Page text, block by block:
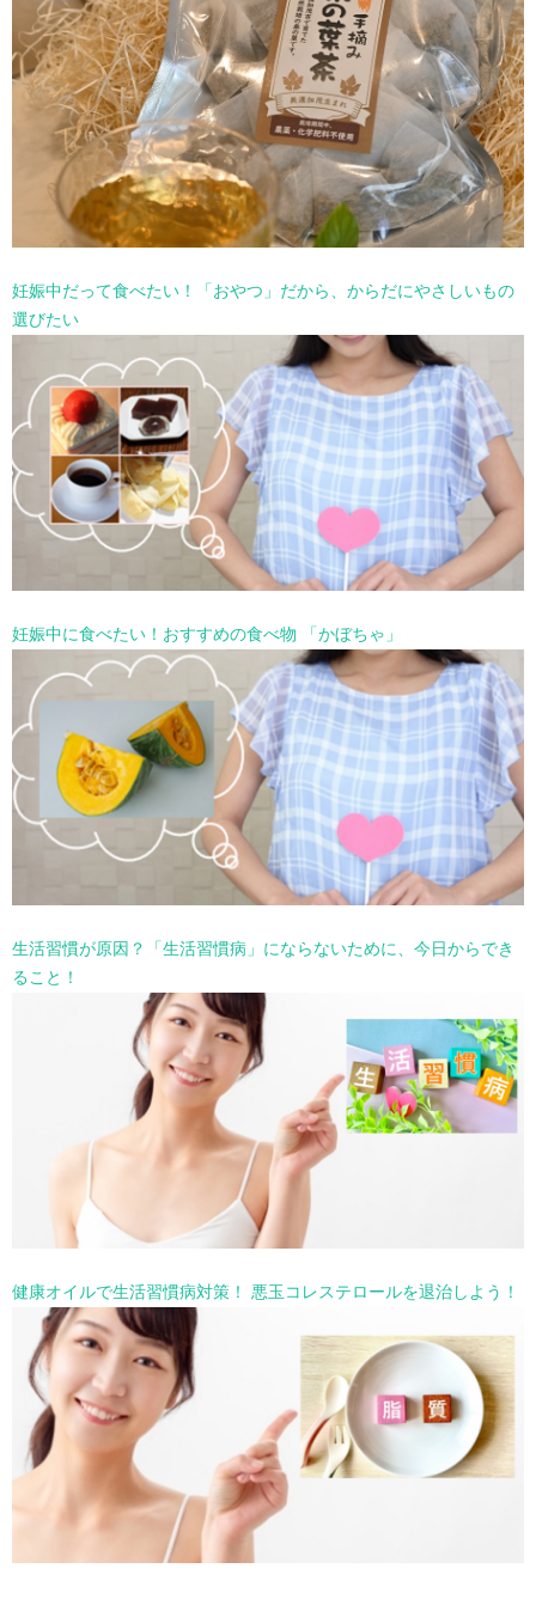
妊娠中だって食べたい！「おやつ」だから、からだにやさしいもの
選びたい
妊娠中に食べたい！おすすめの食べ物 「かぼちゃ」
生活習慣が原因？「生活習慣病」にならないために、今日からでき
ること！
健康オイルで生活習慣病対策！ 悪玉コレステロールを退治しよう！